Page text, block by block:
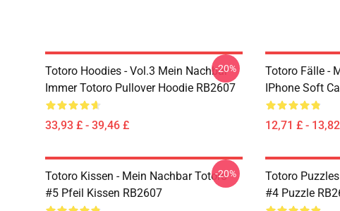
Totoro Hoodies - Vol.3 Mein Nachbar
Immer Totoro Pullover Hoodie RB2607
33,93 £ - 39,46 £
-20%
Totoro Fälle -
IPhone Soft
12,71 £ -
Totoro Kissen - Mein Nachbar Totoro
#5 Pfeil Kissen RB2607
-20%
Totoro
#4 Puzzle